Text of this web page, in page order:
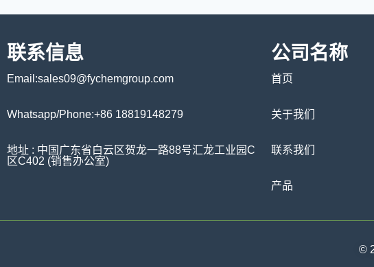
联系信息
Email:sales09@fychemgroup.com
Whatsapp/Phone:+86 18819148279
地址 : 中国广东省白云区贺龙一路88号汇龙工业园C
区C402 (销售办公室)
公司名称
首页
关于我们
联系我们
产品
©